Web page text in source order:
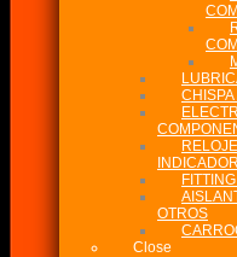
CHISPA
OTROS
Close